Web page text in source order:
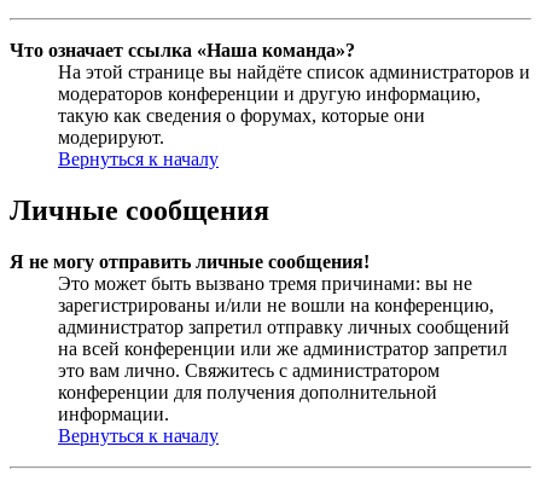
Что означает ссылка «Наша команда»?
На этой странице вы найдёте список администраторов и
модераторов конференции и другую информацию,
такую как сведения о форумах, которые они
модерируют.
Вернуться к началу
Личные сообщения
Я не могу отправить личные сообщения!
Это может быть вызвано тремя причинами: вы не
зарегистрированы и/или не вошли на конференцию,
администратор запретил отправку личных сообщений
на всей конференции или же администратор запретил
это вам лично. Свяжитесь с администратором
конференции для получения дополнительной
информации.
Вернуться к началу